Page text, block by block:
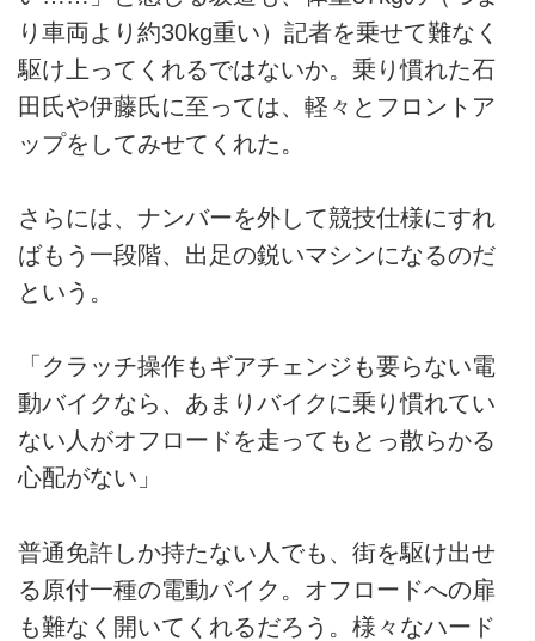
り車両より約30kg重い）記者を乗せて難なく
駆け上ってくれるではないか。乗り慣れた石
田氏や伊藤氏に至っては、軽々とフロントア
ップをしてみせてくれた。
さらには、ナンバーを外して競技仕様にすれ
ばもう一段階、出足の鋭いマシンになるのだ
という。
「クラッチ操作もギアチェンジも要らない電
動バイクなら、あまりバイクに乗り慣れてい
ない人がオフロードを走ってもとっ散らかる
心配がない」
普通免許しか持たない人でも、街を駆け出せ
る原付一種の電動バイク。オフロードへの扉
も難なく開いてくれるだろう。様々なハード